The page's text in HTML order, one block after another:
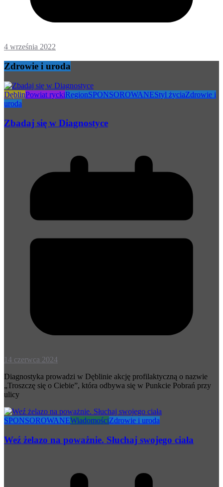
4 września 2022
Zdrowie i uroda
DęblinPowiat ryckiRegionSPONSOROWANEStyl życiaZdrowie i
uroda
Zbadaj się w Diagnostyce
14 czerwca 2024
Diagnostyka prowadzi w Dęblinie akcję profilaktyczną o nazwie
„Troszczę się o Ciebie”, która odbywa się w Punkcie Pobrań przy
ulicy
SPONSOROWANEWiadomościZdrowie i uroda
Weź żelazo na poważnie. Słuchaj swojego ciała